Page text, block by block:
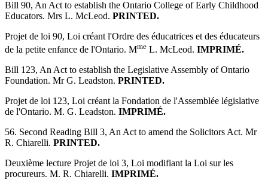
Bill 90, An Act to establish the Ontario College of Early Childhood
Educators. Mrs L. McLeod. PRINTED.
Projet de loi 90, Loi créant l'Ordre des éducatrices et des éducateurs
de la petite enfance de l'Ontario. Mme L. McLeod. IMPRIMÉ.
Bill 123, An Act to establish the Legislative Assembly of Ontario
Foundation. Mr G. Leadston. PRINTED.
Projet de loi 123, Loi créant la Fondation de l'Assemblée législative
de l'Ontario. M. G. Leadston. IMPRIMÉ.
56. Second Reading Bill 3, An Act to amend the Solicitors Act. Mr
R. Chiarelli. PRINTED.
Deuxième lecture Projet de loi 3, Loi modifiant la Loi sur les
procureurs. M. R. Chiarelli. IMPRIMÉ.